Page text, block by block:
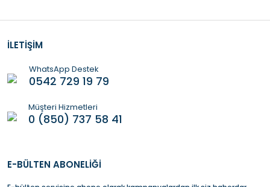
İLETİŞİM
WhatsApp Destek
0542 729 19 79
Müşteri Hizmetleri
0 (850) 737 58 41
E-BÜLTEN ABONELİĞİ